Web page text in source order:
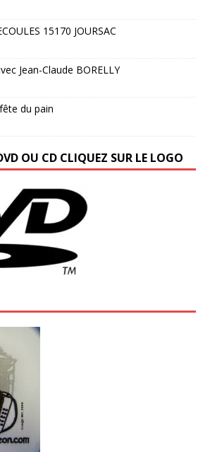
15170 JOURSAC
Jean-Claude BORELLY
du pain
OU CD CLIQUEZ SUR LE LOGO